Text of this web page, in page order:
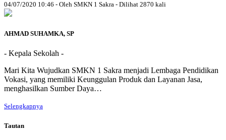
04/07/2020 10:46 - Oleh SMKN 1 Sakra - Dilihat 2870 kali
AHMAD SUHAMKA, SP
- Kepala Sekolah -
Mari Kita Wujudkan SMKN 1 Sakra menjadi Lembaga Pendidikan
Vokasi, yang memiliki Keunggulan Produk dan Layanan Jasa,
menghasilkan Sumber Daya…
Selengkapnya
Tautan